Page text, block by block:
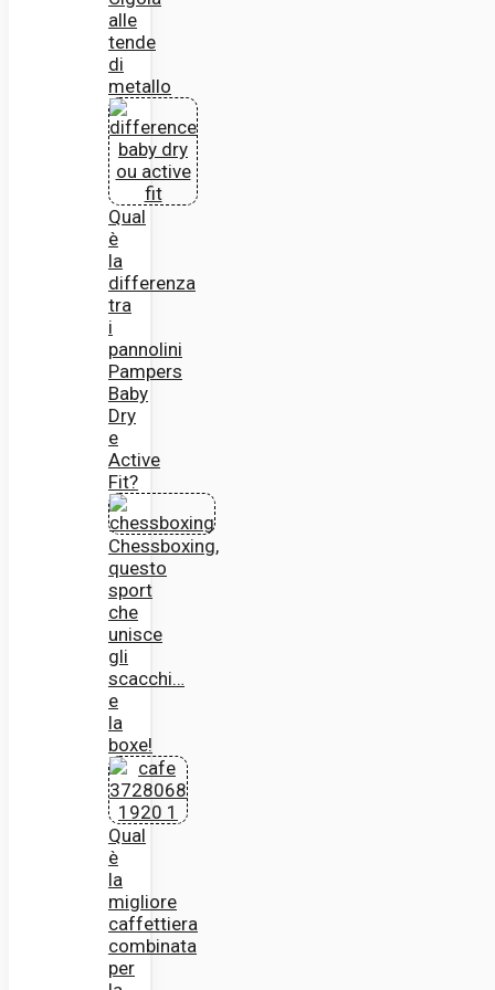
alle
tende
di
metallo
Qual
è
la
differenza
tra
i
pannolini
Pampers
Baby
Dry
e
Active
Fit?
Chessboxing,
questo
sport
che
unisce
gli
scacchi…
e
la
boxe!
Qual
è
la
migliore
caffettiera
combinata
per